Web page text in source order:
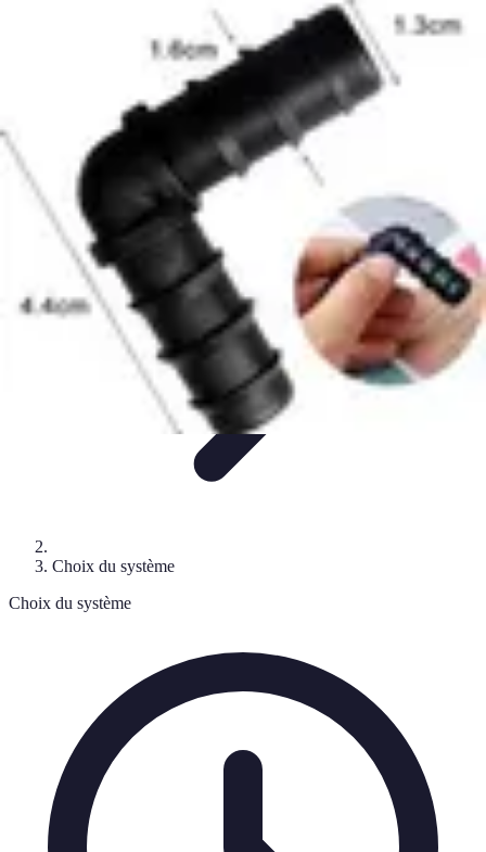
MaintenanceInnovations en irrigation
Installation et
Entretien et Maintenance
Système Irrigation
Choix du système
Choix du système